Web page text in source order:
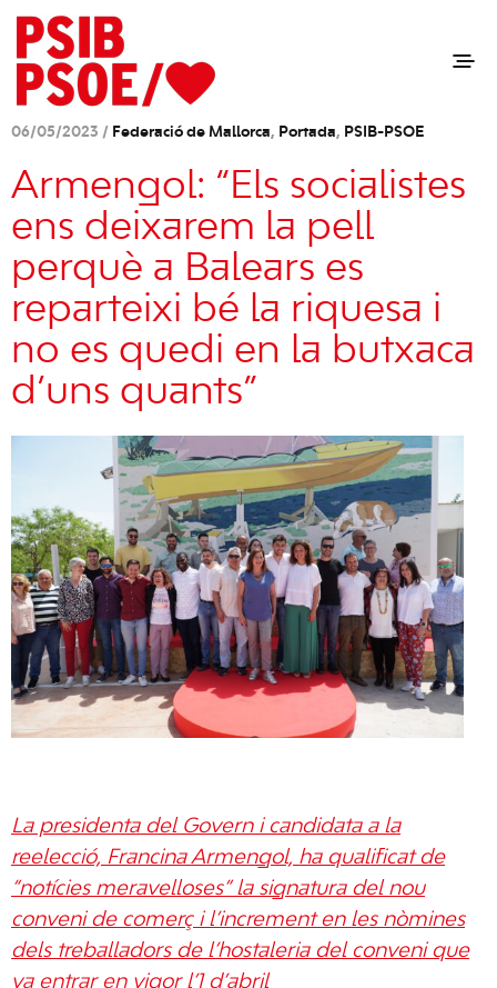
06/05/2023 / Federació de Mallorca, Portada, PSIB-PSOE
Armengol: “Els socialistes
ens deixarem la pell
perquè a Balears es
reparteixi bé la riquesa i
no es quedi en la butxaca
d’uns quants”
La presidenta del Govern i candidata a la
reelecció, Francina Armengol, ha qualificat de
“notícies meravelloses” la signatura del nou
conveni de comerç i l’increment en les nòmines
dels treballadors de l’hostaleria del conveni que
va entrar en vigor l’1 d’abril